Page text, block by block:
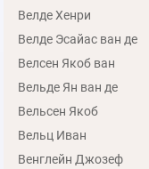
Велде Хенри
Велде Эсайас ван де
Велсен Якоб ван
Вельде Ян ван де
Вельсен Якоб
Вельц Иван
Венглейн Джозеф